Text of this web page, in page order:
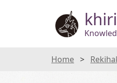
Home